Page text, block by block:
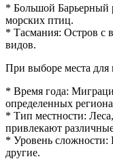
* Большой Барьерный
морских птиц.
* Тасмания: Остров с
видов.
При выборе места для
* Время года:
определенных
* Тип местности:
привлекают
* Уровень сложности:
другие.